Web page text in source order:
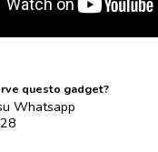
questo gadget?
Whatsapp